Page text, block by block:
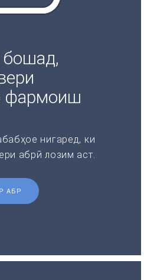
бошад,
фармоиш
нигаред, ки
абрӣ лозим аст.
АБР